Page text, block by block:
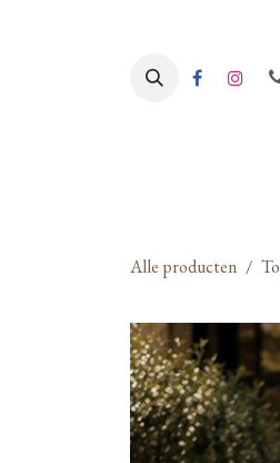
Alle producten